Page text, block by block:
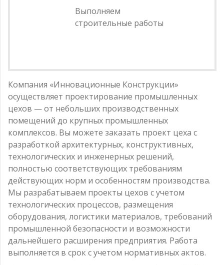
Выполняем
строительные работы
Компания «Инновационные Конструкции»
осуществляет проектирование промышленных
цехов — от небольших производственных
помещений до крупных промышленных
комплексов. Вы можете заказать проект цеха с
разработкой архитектурных, конструктивных,
технологических и инженерных решений,
полностью соответствующих требованиям
действующих норм и особенностям производства.
Мы разрабатываем проекты цехов с учетом
технологических процессов, размещения
оборудования, логистики материалов, требований
промышленной безопасности и возможности
дальнейшего расширения предприятия. Работа
выполняется в срок с учетом нормативных актов.